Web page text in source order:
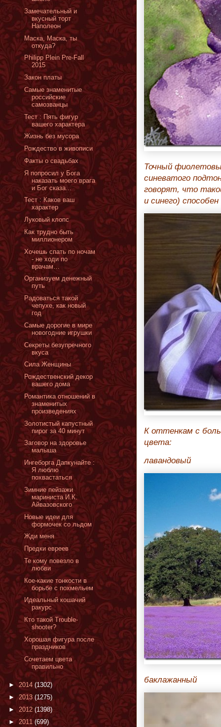
Точный
синеватого
говорят, что
и синего)
К оттенкам с
цвета:
лавандовый
баклажанный
Замечательный и
вкусный торт
Наполеон
Маска, Маска, ты
откуда?
Philipp Plein Pre-Fall
2015
Закон платы
Самые знаменитые
российские
самозванцы
Тест : Пять фигур
вашего характера
Жизнь без мусора
Рождество в живописи
Факты о свадьбах
Я попросил у Бога
наказать моего врага
и Бог сказа...
Тест : Каков ваш
характер
Луковый клопс
Как трудно быть
миллионером
Хочешь спать по ночам
- не ходи по
врачам…
Организуем денежный
путь
Радоваться такой
чепухе, как новый
год
Cамые дорогие в мире
новогодние игрушки
Секреты безупречного
вкуса
Сила Женщины
Рождественский декор
вашего дома
Романтика отношений в
знаменитых
произведениях
Золотистый капустный
пирог за 40 минут
Заговор на здоровье
малыша
Ингеборга Дапкунайте :
Я люблю
похвастаться
Зимние пейзажи
мариниста И.К.
Айвазовского
Новые идеи для
формочек со льдом
Жди меня
Предки евреев
Те кому повезло в
любви
Кое-какие тонкости в
борьбе с похмельем
Идеальный кошачий
ракурс
Кто такой Trouble-
shooter?
Хорошая фигура после
праздников
Сочетаем цвета
правильно
►2014 (1302)
►2013(1275)
► 2012 (1398)
► 2011 (699)